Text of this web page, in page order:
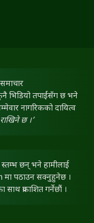
नागरिकको दायित्व
छ ।’
छन् भने हामीलाई
साथ प्रकाशित गर्नेछौं ।